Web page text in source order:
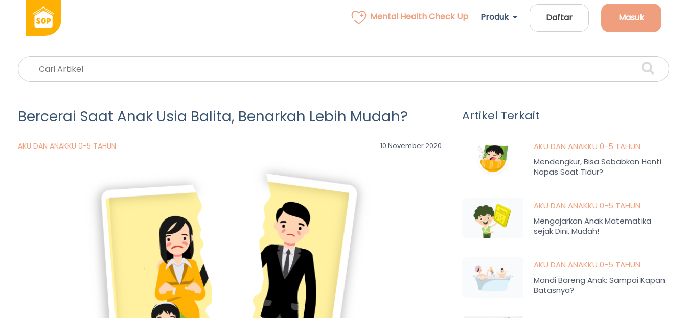
Mental Health Check Up Produk Daftar Masuk
Bercerai Saat Anak Usia Balita, Benarkah Lebih Mudah?
AKU DAN ANAKKU 0-5 TAHUN 10 November 2020
Artikel Terkait
AKU DAN ANAKKU 0-5 TAHUN
Mendengkur, Bisa Sebabkan Henti
Napas Saat Tidur?
AKU DAN ANAKKU 0-5 TAHUN
Mengajarkan Anak Matematika
sejak Dini, Mudah!
AKU DAN ANAKKU 0-5 TAHUN
Mandi Bareng Anak: Sampai Kapan
Batasnya?